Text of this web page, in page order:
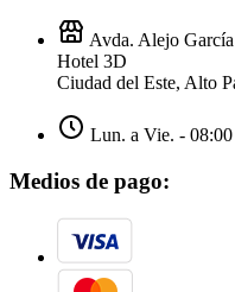
Avda. Alejo
Hotel 3D
Ciudad del Este, Alto
Lun. a Vie. - 08:00
Medios de pago: